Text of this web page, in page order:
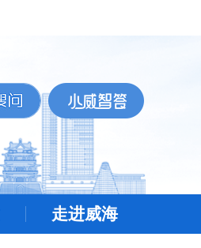
走进威海